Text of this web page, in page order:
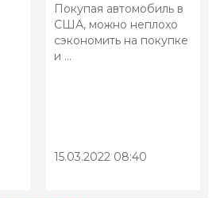
Покупая автомобиль в
США, можно неплохо
сэкономить на покупке
и ...
15.03.2022 08:40